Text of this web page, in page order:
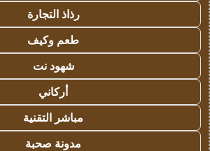
رذاذ التجارة
طعم وكيف
شهود نت
أركاني
مباشر التقنية
مدونة صحبة